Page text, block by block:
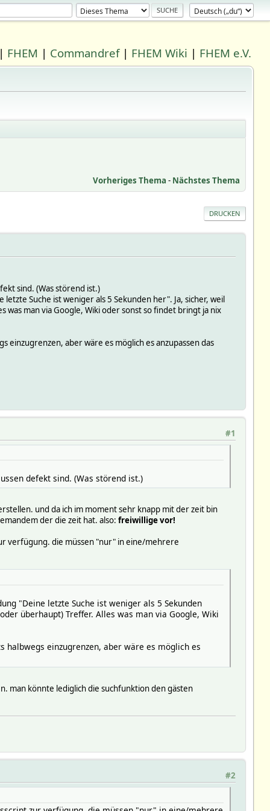
FHEM | Commandref| FHEM Wiki | FHEM e.V.
Vorheriges Thema - Nächstes Thema
DRUCKEN
sind. (Was störend ist.)
Suche ist weniger als 5 Sekunden her". Ja, sicher, weil
man via Google, Wiki oder sonst so findet bringt ja nix
aber wäre es möglich es anzupassen das
#1
defekt sind. (Was störend ist.)
und da ich im moment sehr knapp mit der zeit bin
der die zeit hat. also: freiwillige vor!
verfügung. die müssen "nur" in eine/mehrere
"Deine letzte Suche ist weniger als 5 Sekunden
überhaupt) Treffer. Alles was man via Google, Wiki
einzugrenzen, aber wäre es möglich es
man könnte lediglich die suchfunktion den gästen
#2